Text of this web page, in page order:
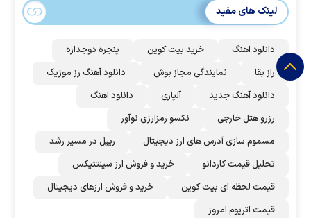
لینک های مفید
دانلود اهنگ خرید بیت کوین
پنجره دوجداره
راز بقا
نمایندگی مجاز بوش
دانلود آهنگ رز‌ موزیک
دانلود آهنگ جدید
آلپاری
دانلود اهنگ
رزرو هتل خارجی
نکسو رمزارزی نوآور
مسموم سازی آدرس های ارز دیجیتال
ریپل در مسیر رشد
تحلیل قیمت کاردانو
خرید و فروش ارز سینتتیکس
قیمت لحظه ای بیت کوین
خرید و فروش ارزهای دیجیتال
قیمت اتریوم امروز